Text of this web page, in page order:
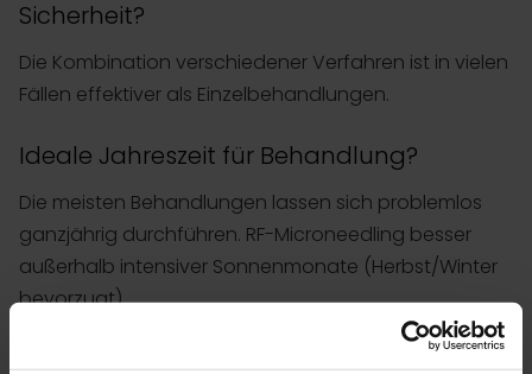
Sicherheit?
Die Kombination verschiedener Verfahren ist in vielen
Fällen effektiver als Einzelbehandlungen.
Ideale Jahreszeit für Behandlung?
Die meisten Behandlungen lassen sich problemlos
ganzjährig durchführen. RF-Microneedling besser
außerhalb intensiver Sonnenmonate (Herbst/Winter
bevorzugt).
Beste Methode für vertikale Platysma-